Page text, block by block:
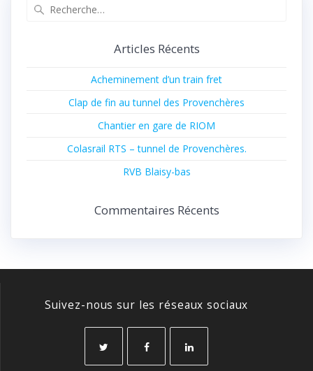
Articles Récents
Acheminement d’un train fret
Clap de fin au tunnel des Provenchères
Chantier en gare de RIOM
Colasrail RTS – tunnel de Provenchères.
RVB Blaisy-bas
Commentaires Récents
Suivez-nous sur les réseaux sociaux